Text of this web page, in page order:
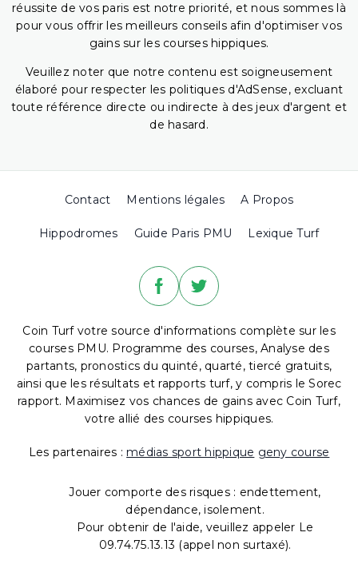
réussite de vos paris est notre priorité, et nous sommes là
pour vous offrir les meilleurs conseils afin d'optimiser vos
gains sur les courses hippiques.
Veuillez noter que notre contenu est soigneusement
élaboré pour respecter les politiques d'AdSense, excluant
toute référence directe ou indirecte à des jeux d'argent et
de hasard.
Contact Mentions légales A Propos
Hippodromes Guide Paris PMU Lexique Turf
Coin Turf votre source d'informations complète sur les
courses PMU. Programme des courses, Analyse des
partants, pronostics du quinté, quarté, tiercé gratuits,
ainsi que les résultats et rapports turf, y compris le Sorec
rapport. Maximisez vos chances de gains avec Coin Turf,
votre allié des courses hippiques.
Les partenaires : médias sport hippique geny course
Jouer comporte des risques : endettement,
dépendance, isolement.
Pour obtenir de l'aide, veuillez appeler Le
09.74.75.13.13 (appel non surtaxé).